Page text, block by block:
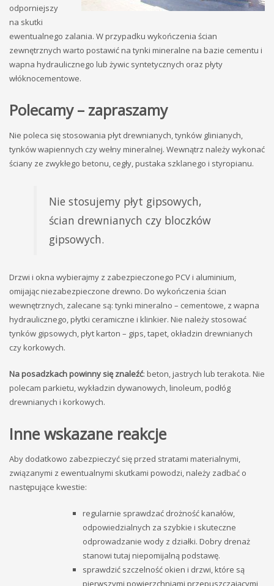
odporniejszy
na skutki
ewentualnego zalania. W przypadku wykończenia ścian
zewnętrznych warto postawić na tynki mineralne na bazie cementu i
wapna hydraulicznego lub żywic syntetycznych oraz płyty
włóknocementowe.
Polecamy – zapraszamy
Nie poleca się stosowania płyt drewnianych, tynków glinianych,
tynków wapiennych czy wełny mineralnej. Wewnątrz należy wykonać
ściany ze zwykłego betonu, cegły, pustaka szklanego i styropianu.
Nie stosujemy płyt gipsowych,
ścian drewnianych czy bloczków
gipsowych.
Drzwi i okna wybierajmy z zabezpieczonego PCV i aluminium,
omijając niezabezpieczone drewno. Do wykończenia ścian
wewnętrznych, zalecane są: tynki mineralno – cementowe, z wapna
hydraulicznego, płytki ceramiczne i klinkier. Nie należy stosować
tynków gipsowych, płyt karton – gips, tapet, okładzin drewnianych
czy korkowych.
Na posadzkach powinny się znaleźć: beton, jastrych lub terakota. Nie
polecam parkietu, wykładzin dywanowych, linoleum, podłóg
drewnianych i korkowych.
Inne wskazane reakcje
Aby dodatkowo zabezpieczyć się przed stratami materialnymi,
związanymi z ewentualnymi skutkami powodzi, należy zadbać o
następujące kwestie:
regularnie sprawdzać drożność kanałów,
odpowiedzialnych za szybkie i skuteczne
odprowadzanie wody z działki. Dobry drenaż
stanowi tutaj niepomijalną podstawę.
sprawdzić szczelność okien i drzwi, które są
pierwszymi powierzchniami przepuszczającymi